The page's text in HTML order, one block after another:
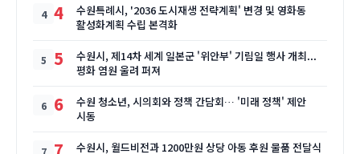
4
수원특례시, '2036 도시재생 전략계획' 변경 및 영화동
활성화계획 수립 본격화
5
수원시, 제14차 세계 일본군 '위안부' 기림일 행사 개최...
평화 염원 울려 퍼져
6
수원 청소년, 시의회와 정책 간담회… '미래 정책' 제안
시동
수원시, 월드비전과 1200만원 상당 아동 후원 물품 전달식